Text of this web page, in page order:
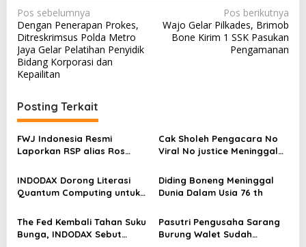
N
a
v
i
a
s
i
o
s
Pos sebelumnya
Dengan Penerapan Prokes,
Ditreskrimsus Polda Metro
Jaya Gelar Pelatihan Penyidik
Bidang Korporasi dan
Kepailitan
Pos berikutnya
Wajo Gelar Pilkades, Brimob
Bone Kirim 1 SSK Pasukan
Pengamanan
Posting Terkait
FWJ Indonesia Resmi
Laporkan RSP alias Ros
Cak Sholeh Pengacara No
Viral No justice Meninggal
INDODAX Dorong Literasi
Quantum Computing untuk
Blockchain
Diding Boneng Meninggal
Dunia Dalam Usia 76 th
The Fed Kembali Tahan Suku
Bunga, INDODAX Sebut
Pasutri Pengusaha Sarang
Burung Walet Sudah